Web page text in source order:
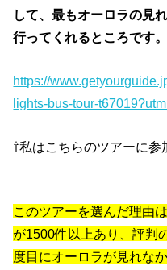
して、最もオーロラの見
行ってくれるところです。
https://
lights-bus-tour-
⇧私はこちらのツアーに参
このツアーを選んだ理由
が1500件以上あり、評判
度目にオーロラが見れな